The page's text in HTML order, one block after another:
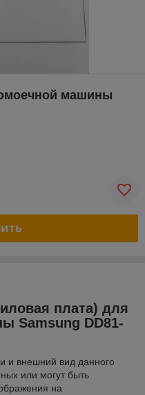
машины
плата) для
Samsung DD81-
и внешний вид данного
или могут быть
на